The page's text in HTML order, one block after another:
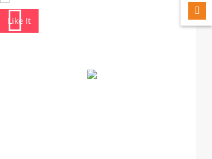
Like It Like